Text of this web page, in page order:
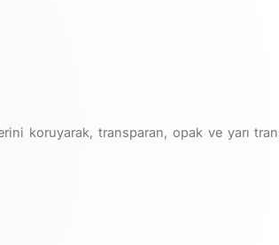
koruyarak, transparan, opak ve yarı